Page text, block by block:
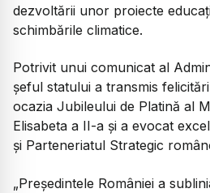
dezvoltării unor proiecte
schimbările climatice.
Potrivit unui comunicat al
şeful statului a transmis
ocazia Jubileului de Platină al
Elisabeta a II-a şi a evocat
şi Parteneriatul Strategic
„Preşedintele României a